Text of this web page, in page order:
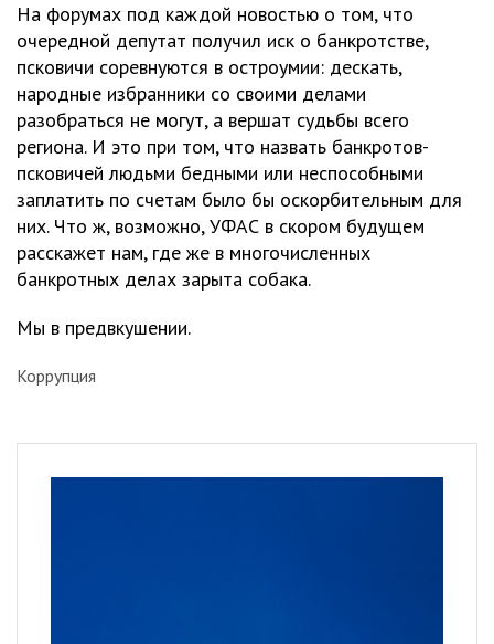
На форумах под каждой новостью о том, что
очередной депутат получил иск о банкротстве,
псковичи соревнуются в остроумии: дескать,
народные избранники со своими делами
разобраться не могут, а вершат судьбы всего
региона. И это при том, что назвать банкротов-
псковичей людьми бедными или неспособными
заплатить по счетам было бы оскорбительным для
них. Что ж, возможно, УФАС в скором будущем
расскажет нам, где же в многочисленных
банкротных делах зарыта собака.
Мы в предвкушении.
Коррупция